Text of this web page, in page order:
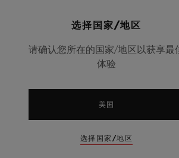
选择国家/地区
请确认您所在的国家/地区以获享最
体验
美国
选择国家/地区